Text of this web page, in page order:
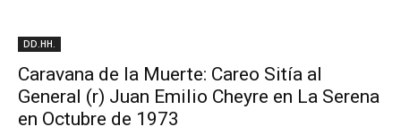
DD.HH.
Caravana de la Muerte: Careo Sitía al
General (r) Juan Emilio Cheyre en La Serena
en Octubre de 1973